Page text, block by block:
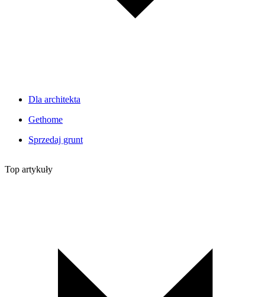
Dla architekta
Gethome
Sprzedaj grunt
Top artykuły